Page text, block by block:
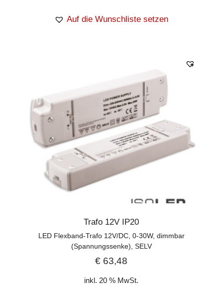
Auf die Wunschliste setzen
Trafo 12V IP20
LED Flexband-Trafo 12V/DC, 0-30W, dimmbar
(Spannungssenke), SELV
€ 63,48
inkl. 20 % MwSt.